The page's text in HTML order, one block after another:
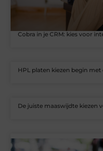
Cobra in je CRM: kies voor
HPL platen kiezen begin
De juiste maaswijdte kiezen